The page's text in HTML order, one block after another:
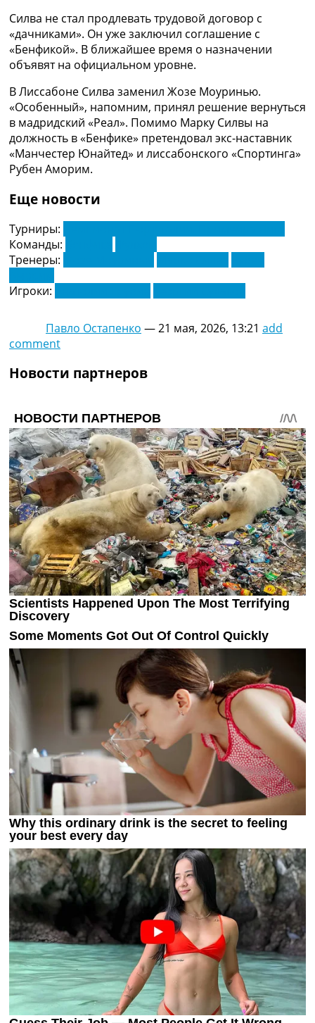
ТВ программа
RU
UA
Categories
Главная
Новости футбола
Видео
Трансферы
Последние комментарии
Конкурс прогнозов
Логин
Рейтинги
Правила
Коллективный прогноз
Турниры
Украина. Премьер-Лига
Англия. Премьер Лига
Таблицы
Таблицы групп Чемпионата Мира
Украина. Премьер-Лига
Украина. Первая Лига
Лига Чемпионов. Таблицы групп
Англия. Премьер-Лига
Испания. Ла Лига
Все таблицы >>>
Рейтинги
Рейтинг стран УЕФА
Рейтинг клубов УЕФА
Рейтинг ФИФА
ТВ программа
Силва не стал продлевать трудовой договор с
«дачниками». Он уже заключил соглашение с
«Бенфикой». В ближайшее время о назначении
объявят на официальном уровне.
В Лиссабоне Силва заменил Жозе Моуринью.
«Особенный», напомним, принял решение вернуться
в мадридский «Реал». Помимо Марку Силвы на
должность в «Бенфике» претендовал экс-наставник
«Манчестер Юнайтед» и лиссабонского «Спортинга»
Рубен Аморим.
Еще новости
Турниры:
Команды:
Тренеры:
Игроки:
Павло Остапенко —21 мая, 2026, 13:21 add
comment
Новости партнеров